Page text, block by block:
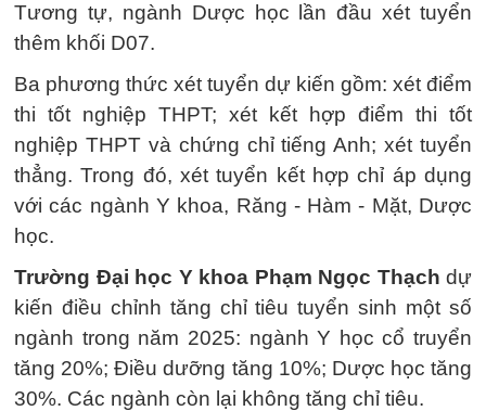
Tương tự, ngành Dược học lần đầu xét tuyển
thêm khối D07.
Ba phương thức xét tuyển dự kiến gồm: xét điểm
thi tốt nghiệp THPT; xét kết hợp điểm thi tốt
nghiệp THPT và chứng chỉ tiếng Anh; xét tuyển
thẳng. Trong đó, xét tuyển kết hợp chỉ áp dụng
với các ngành Y khoa, Răng - Hàm - Mặt, Dược
học.
Trường Đại học Y khoa Phạm Ngọc Thạch dự
kiến điều chỉnh tăng chỉ tiêu tuyển sinh một số
ngành trong năm 2025: ngành Y học cổ truyển
tăng 20%; Điều dưỡng tăng 10%; Dược học tăng
30%. Các ngành còn lại không tăng chỉ tiêu.